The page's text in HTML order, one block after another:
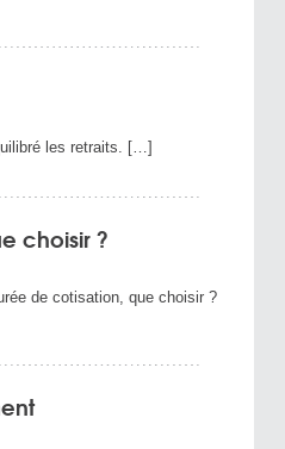
les retraits. […]
choisir ?
de cotisation, que choisir ?